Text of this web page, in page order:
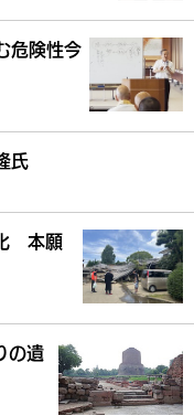
危険性今
氏
本願
の遺